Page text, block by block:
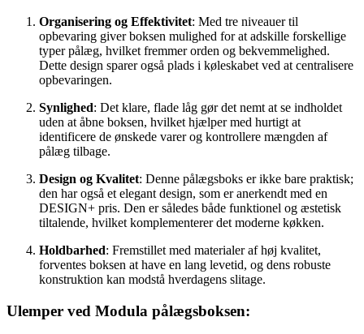
Organisering og Effektivitet: Med tre niveauer til
opbevaring giver boksen mulighed for at adskille forskellige
typer pålæg, hvilket fremmer orden og bekvemmelighed.
Dette design sparer også plads i køleskabet ved at centralisere
opbevaringen.
Synlighed: Det klare, flade låg gør det nemt at se indholdet
uden at åbne boksen, hvilket hjælper med hurtigt at
identificere de ønskede varer og kontrollere mængden af
pålæg tilbage.
Design og Kvalitet: Denne pålægsboks er ikke bare praktisk;
den har også et elegant design, som er anerkendt med en
DESIGN+ pris. Den er således både funktionel og æstetisk
tiltalende, hvilket komplementerer det moderne køkken.
Holdbarhed: Fremstillet med materialer af høj kvalitet,
forventes boksen at have en lang levetid, og dens robuste
konstruktion kan modstå hverdagens slitage.
Ulemper ved Modula pålægsboksen: